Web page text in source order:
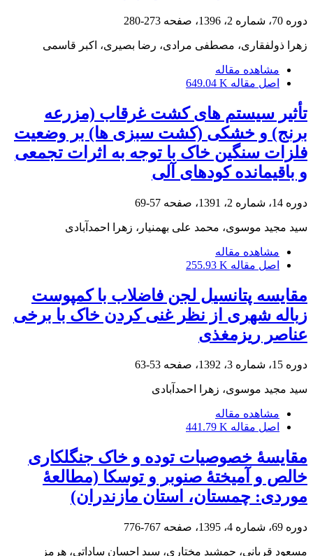
دوره 70، شماره 2، 1396، صفحه 273-280
زهرا ذولفقاری، مصطفی مرادی، رضا بصیری، اکبر قاسمی
مشاهده مقاله
اصل مقاله 649.04 K
تأثیر سیستم های کشت غرقاب (مزرعه
برنج) و خشکی (کشت سبزی ها) بر وضعیت
فلزات سنگین خاک با توجه به اثرات تجمعی
و باقیمانده کودهای آلی
دوره 14، شماره 2، 1391، صفحه 57-69
سید مجید موسوی، محمد علی بهمنیار، زهرا احمدآبادی
مشاهده مقاله
اصل مقاله 255.93 K
مقایسه پتانسیل لجن فاضلاب با کمپوست
زباله شهری از نظر غنی‌ کردن خاک با برخی
عناصر ریزمغذی
دوره 15، شماره 3، 1392، صفحه 53-63
سید مجید موسوی، زهرا احمدآبادی
مشاهده مقاله
اصل مقاله 441.79 K
مقایسۀ خصوصیات توده و خاک جنگلکاری
خالص و آمیختۀ صنوبر و توسکا (مطالعۀ
موردی: چمستان، استان مازندران)
دوره 69، شماره 4، 1395، صفحه 767-776
مسعود قربانی، جمشید مختاری، سید احسان ساداتی، هرمز